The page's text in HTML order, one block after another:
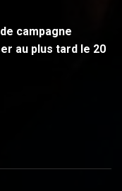
campagne
au plus tard le 20